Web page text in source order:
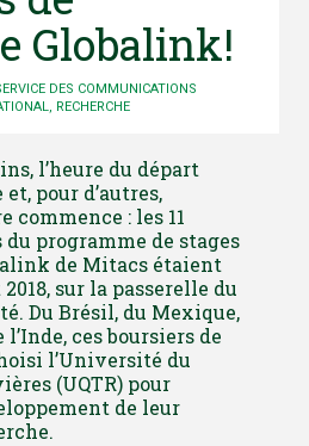
Globalink!
DES COMMUNICATIONS
, RECHERCHE
l’heure du départ
pour d’autres,
commence : les 11
du programme de stages
de Mitacs étaient
sur la passerelle du
Du Brésil, du Mexique,
ces boursiers de
l’Université du
(UQTR) pour
de leur